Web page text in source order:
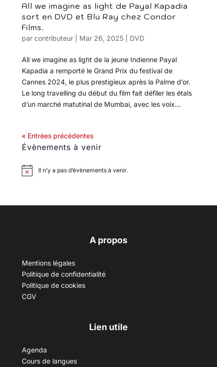
All we imagine as light de Payal Kapadia
sort en DVD et Blu Ray chez Condor
Films.
par contributeur| Mar 26, 2025| DVD
All we imagine as light de la jeune Indienne Payal
Kapadia a remporté le Grand Prix du festival de
Cannes 2024, le plus prestigieux après la Palme d’or.
Le long travelling du début du film fait défiler les étals
d’un marché matutinal de Mumbai, avec les voix...
« Entrées précédentes
Évènements à venir
Il n’y a pas d’évènements à venir.
A propos
Mentions légales
Politique de confidentialité
Politique de cookies
CGV
Lien utile
Agenda
Cours de langues